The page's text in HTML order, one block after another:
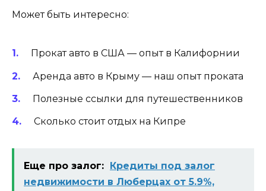
Может быть интересно:
Прокат авто в США — опыт в Калифорнии
Аренда авто в Крыму — наш опыт проката
Полезные ссылки для путешественников
Сколько стоит отдых на Кипре
Еще про залог: Кредиты под залог
недвижимости в Люберцах от 5.9%,